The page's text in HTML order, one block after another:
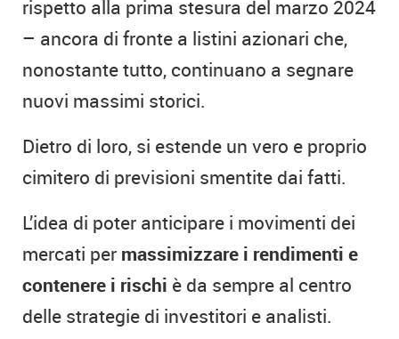
rispetto alla prima stesura del marzo 2024
– ancora di fronte a listini azionari che,
nonostante tutto, continuano a segnare
nuovi massimi storici.
Dietro di loro, si estende un vero e proprio
cimitero di previsioni smentite dai fatti.
L’idea di poter anticipare i movimenti dei
mercati per massimizzare i rendimenti e
contenere i rischi è da sempre al centro
delle strategie di investitori e analisti.